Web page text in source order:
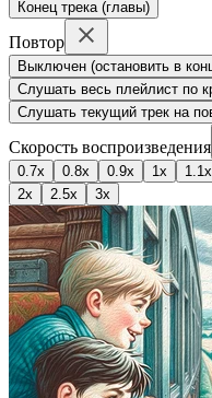
Конец трека (главы)
Повтор
Выключен (остановить в
Слушать весь плейлист по
Слушать текущий трек на
Скорость воспроизведения
0.7x 0.8x 0.9x 1x 1.1x
2x
2.5x 3x